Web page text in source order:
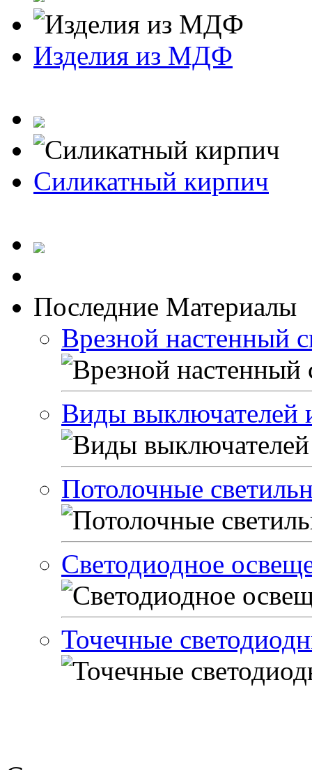
Изделия из МДФ
Силикатный кирпич
Последние Материалы
Врезной настенный
Виды выключателей
Потолочные
Светодиодное
Точечные